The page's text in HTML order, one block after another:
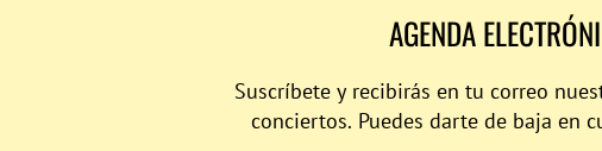
AGENDA
Suscríbete y recibirás en tu correo
conciertos. Puedes darte de baja en